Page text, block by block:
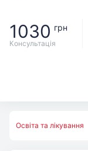
1030 грн
Консультація
Освіта та лікування